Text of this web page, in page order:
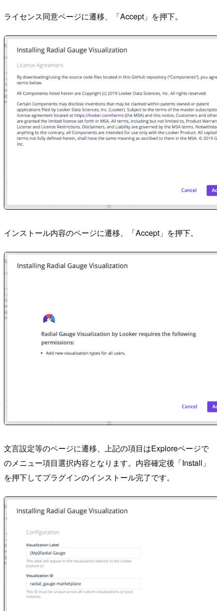
ライセンス同意ページに遷移、「Accept」を押下。
インストール内容のページに遷移、「Accept」を押下。
文言設定等のページに遷移、上記の項目はExploreページで
のメニュー項目選択内容となります。内容確定後「Install」
を押下してプラグインのインストール完了です。